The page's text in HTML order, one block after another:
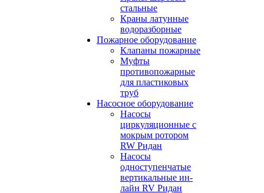
стальные
Краны латунные
водоразборные
Пожарное оборудование
Клапаны пожарные
Муфты
противопожарные
для пластиковых
труб
Насосное оборудование
Насосы
циркуляционные с
мокрым ротором
RW Ридан
Насосы
одноступенчатые
вертикальные ин-
лайн RV Ридан